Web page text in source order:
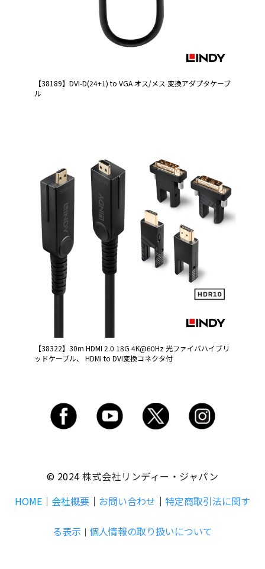
【38189】DVI-D(24+1) to VGA オス/メス 変換アダプタケーブ
ル
【38322】30m HDMI 2.0 18G 4K@60Hz 光ファイバハイブリ
ッドケーブル、 HDMI to DVI変換コネクタ付
© 2024株式会社リンディー・ジャパン
HOME ｜ 会社概要 ｜ お問い合わせ ｜ 特定商取引法に関す
る表示 ｜ 個人情報の取り扱いについて